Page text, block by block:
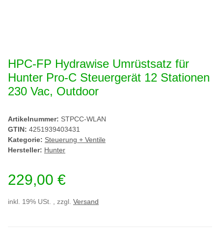
HPC-FP Hydrawise Umrüstsatz für
Hunter Pro-C Steuergerät 12 Stationen
230 Vac, Outdoor
Artikelnummer: STPCC-WLAN
GTIN: 4251939403431
Kategorie: Steuerung + Ventile
Hersteller: Hunter
229,00 €
inkl. 19% USt. , zzgl. Versand